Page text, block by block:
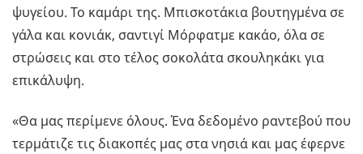
ψυγείου. Το καμάρι της. Μπισκοτάκια βουτηγμένα σε
γάλα και κονιάκ, σαντιγί Μόρφατμε κακάο, όλα σε
στρώσεις και στο τέλος σοκολάτα σκουληκάκι για
επικάλυψη.
«Θα μας περίμενε όλους. Ένα δεδομένο ραντεβού που
τερμάτιζε τις διακοπές μας στα νησιά και μας έφερνε